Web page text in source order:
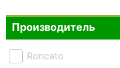
Ремни и пояса
Производитель
Roncato